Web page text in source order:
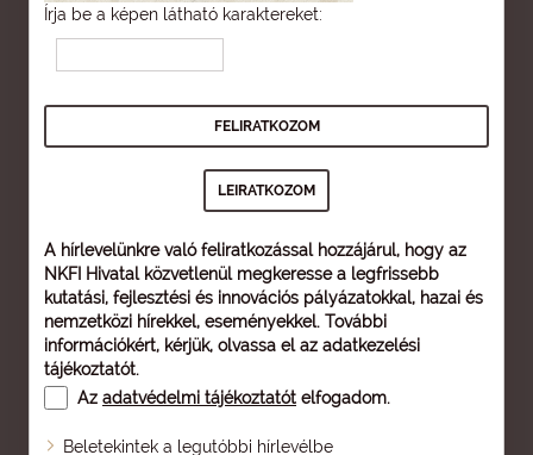
Írja be a képen látható karaktereket:
A hírlevelünkre való feliratkozással hozzájárul, hogy az
NKFI Hivatal közvetlenül megkeresse a legfrissebb
kutatási, fejlesztési és innovációs pályázatokkal, hazai és
nemzetközi hírekkel, eseményekkel. További
információkért, kérjük, olvassa el az adatkezelési
tájékoztatót.
Az adatvédelmi tájékoztatót elfogadom.
Beletekintek a legutóbbi hírlevélbe